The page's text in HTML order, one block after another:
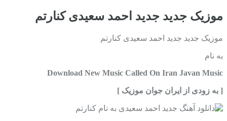
موزیک جدید جديد احمد سعیدی کنارتم
موزیک جدید جديد احمد سعیدی کنارتم
به نام
Download New Music Called On Iran Javan Music
[ به زودی از ایران جوان موزيک ]